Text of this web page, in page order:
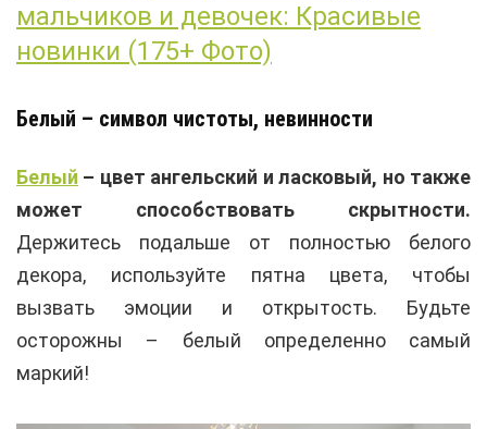
мальчиков и девочек: Красивые
новинки (175+ Фото)
Белый – символ чистоты, невинности
Белый – цвет ангельский и ласковый, но также
может способствовать скрытности.
Держитесь подальше от полностью белого
декора, используйте пятна цвета, чтобы
вызвать эмоции и открытость. Будьте
осторожны – белый определенно самый
маркий!